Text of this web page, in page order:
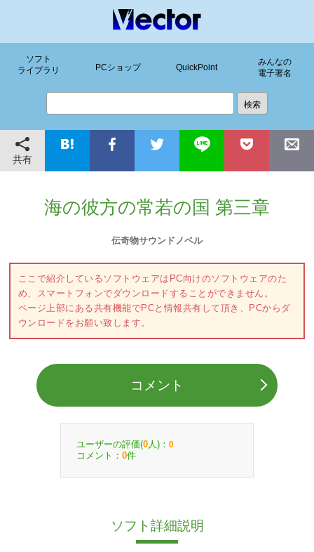
ソフト
ライブラリ
PCショップ QuickPoint
みんなの
電子署名
共有
海の彼方の常若の国 第三章
伝奇物サウンドノベル
ここで紹介しているソフトウェアはPC向けのソフトウェアのた
め、スマートフォンでダウンロードすることができません。
ページ上部にある共有機能でPCと情報共有して頂き、PCからダ
ウンロードをお願い致します。
コメント
ユーザーの評価(0 人)： 0
コメント： 0件
ソフト詳細説明